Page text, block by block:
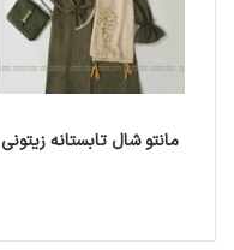
مانتو شال تابستانه زیتونی